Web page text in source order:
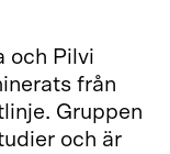
och Pilvi
från
Gruppen
och är